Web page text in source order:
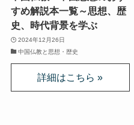
第二次インド遠征～イ
仏教聖地スリランカ紀行
第三次インド遠征～ブッ
すめ解説本一覧～思想、歴
史、時代背景を学ぶ
2024年12月26日
中国仏教と思想・歴史